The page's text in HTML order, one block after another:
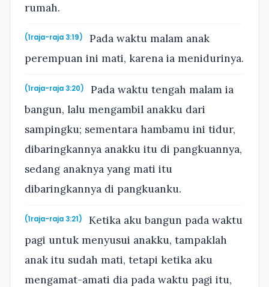
rumah.
(1raja-raja 3:19)
Pada waktu malam anak
perempuan ini mati, karena ia menidurinya.
(1raja-raja 3:20)
Pada waktu tengah malam ia
bangun, lalu mengambil anakku dari
sampingku; sementara hambamu ini tidur,
dibaringkannya anakku itu di pangkuannya,
sedang anaknya yang mati itu
dibaringkannya di pangkuanku.
(1raja-raja 3:21)
Ketika aku bangun pada waktu
pagi untuk menyusui anakku, tampaklah
anak itu sudah mati, tetapi ketika aku
mengamat-amati dia pada waktu pagi itu,